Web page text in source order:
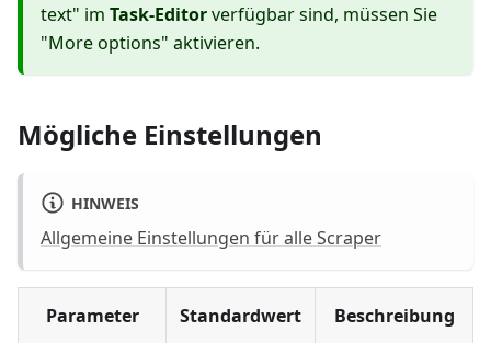
text" im Task-Editorverfügbar sind, müssen Sie
"More options" aktivieren.
Mögliche Einstellungen
HINWEIS
Allgemeine Einstellungen für alle Scraper
Parameter Standardwert Beschreibung